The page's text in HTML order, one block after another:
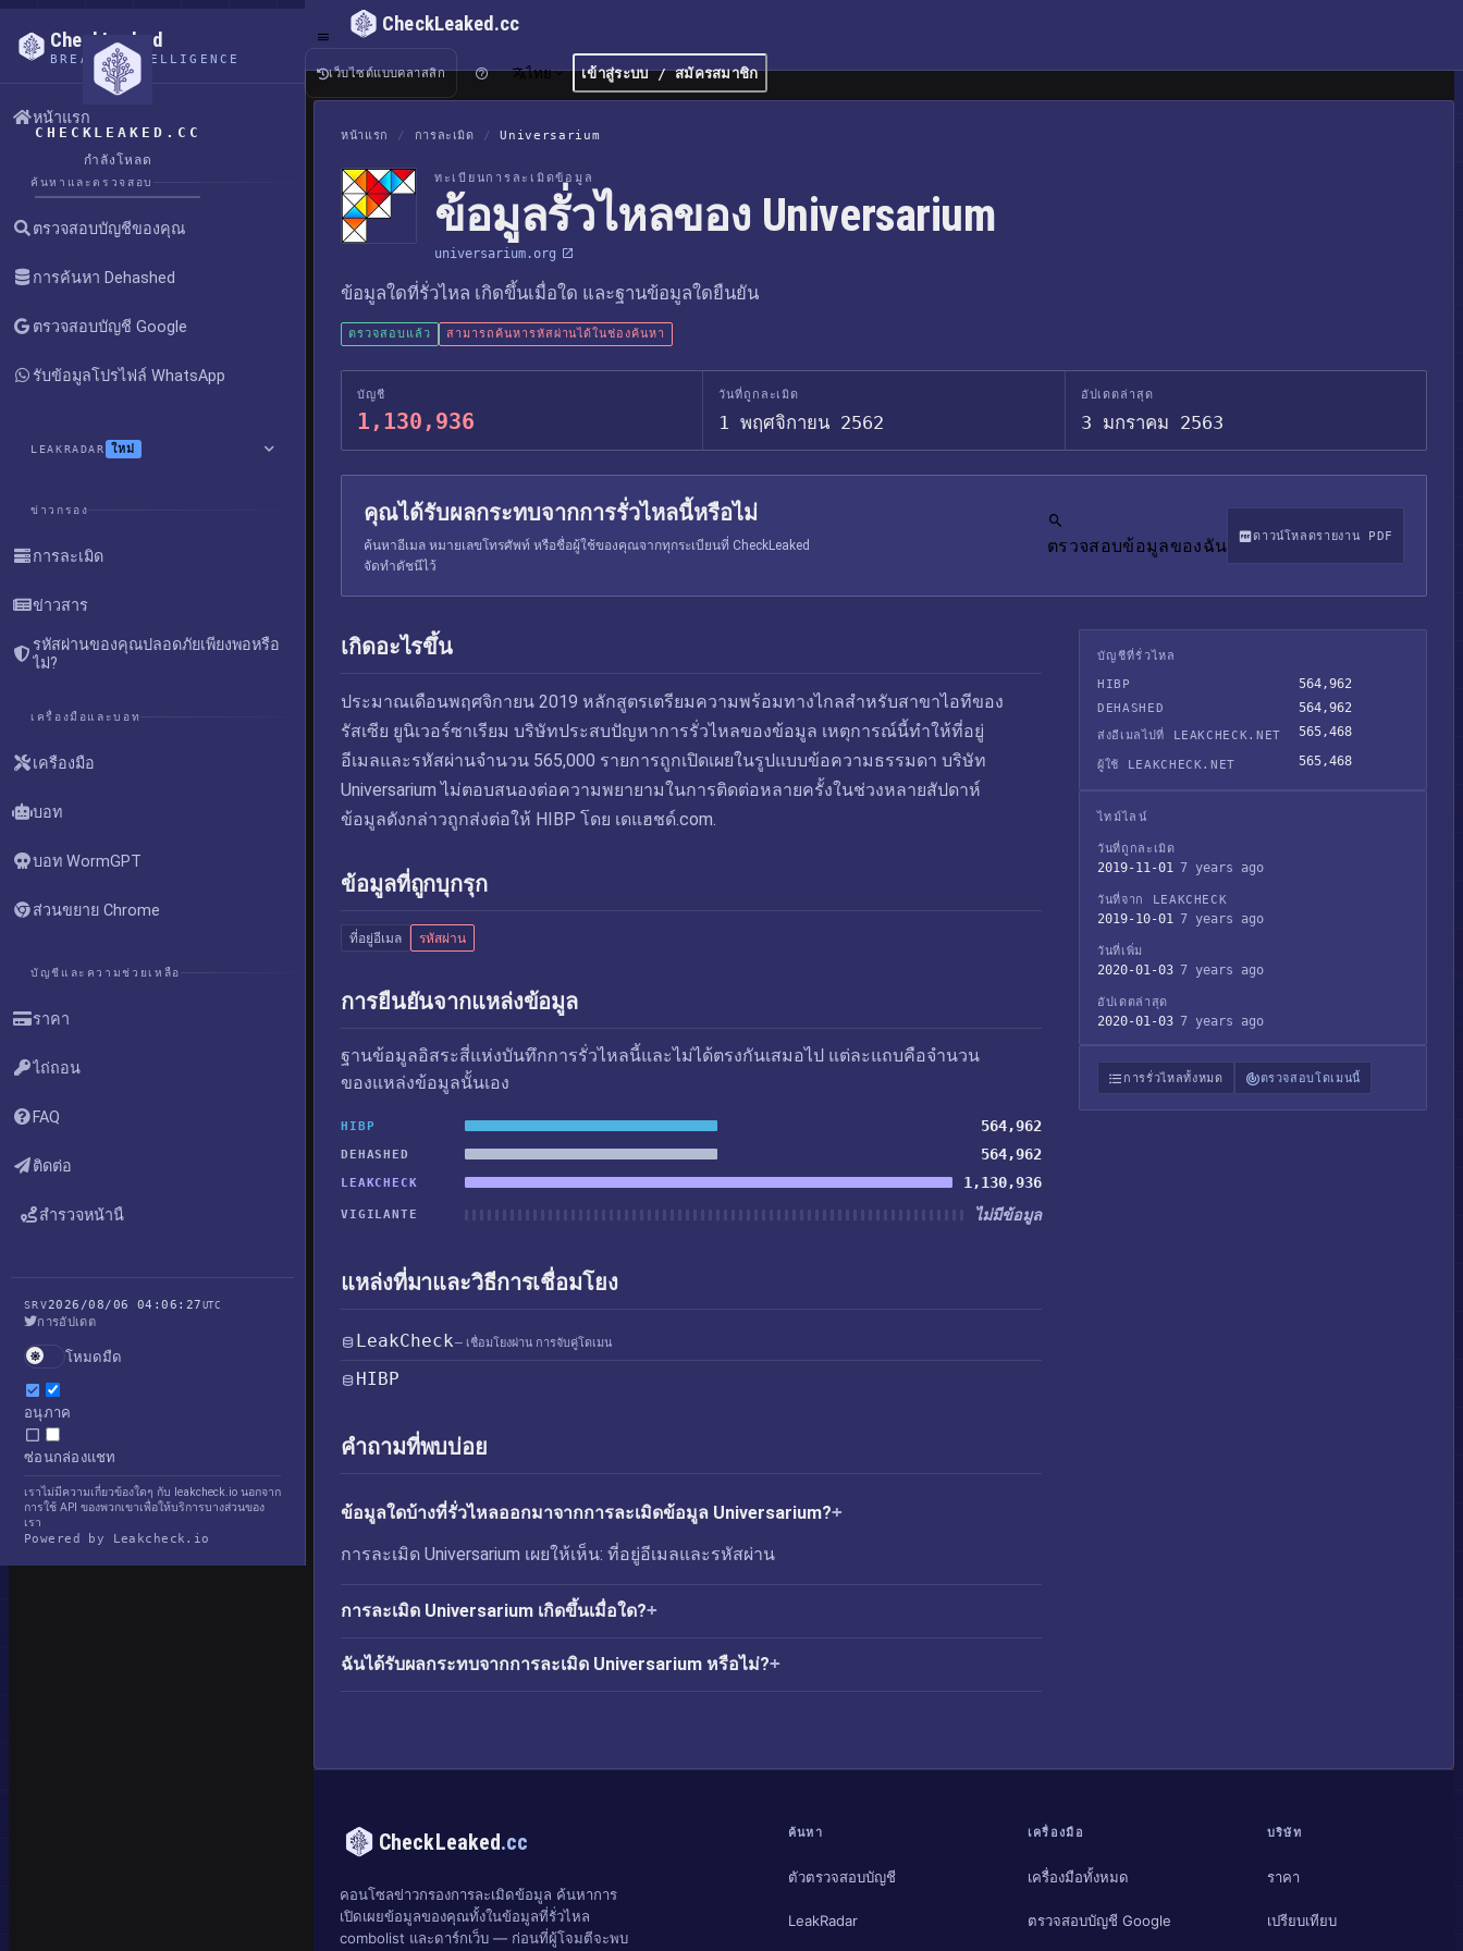
CHECKLEAKED.CC
กำลังโหลด
CheckLeaked
BREACH INTELLIGENCE
หน้าแรก
ค้นหาและตรวจสอบ
ตรวจสอบบัญชีของคุณ
การค้นหา Dehashed
ตรวจสอบบัญชี Google
รับข้อมูลโปรไฟล์ WhatsApp
LEAKRADAR ใหม่
ข่าวกรอง
การละเมิด
ข่าวสาร
รหัสผ่านของคุณปลอดภัยเพียงพอหรือ
ไม่?
เครื่องมือและบอท
เครื่องมือ
บอท
บอท WormGPT
ส่วนขยาย Chrome
บัญชีและความช่วยเหลือ
ราคา
ไถ่ถอน
FAQ
ติดต่อ
สำรวจหน้านี้
SRV2026/08/06 04:06:27UTC
การอัปเดต
โหมดมืด
อนุภาค
ซ่อนกล่องแชท
เราไม่มีความเกี่ยวข้องใดๆ กับ leakcheck.io นอกจาก
การใช้ API ของพวกเขาเพื่อให้บริการบางส่วนของ
เรา
Powered by Leakcheck.io
CheckLeaked.cc
เว็บไซต์แบบคลาสสิก ไทย เข้าสู่ระบบ / สมัครสมาชิก
หน้าแรก / การละเมิด / Universarium
ทะเบียนการละเมิดข้อมูล
ข้อมูลรั่วไหลของ Universarium
universarium.org
ข้อมูลใดที่รั่วไหล เกิดขึ้นเมื่อใด และฐานข้อมูลใดยืนยัน
ตรวจสอบแล้ว สามารถค้นหารหัสผ่านได้ในช่องค้นหา
บัญชี
1,130,936
วันที่ถูกละเมิด
1 พฤศจิกายน 2562
อัปเดตล่าสุด
3 มกราคม 2563
คุณได้รับผลกระทบจากการรั่วไหลนี้หรือไม่
ค้นหาอีเมล หมายเลขโทรศัพท์ หรือชื่อผู้ใช้ของคุณจากทุกระเบียนที่ CheckLeaked
จัดทำดัชนีไว้
ตรวจสอบข้อมูลของฉัน ดาวน์โหลดรายงาน PDF
เกิดอะไรขึ้น
ประมาณเดือนพฤศจิกายน 2019 หลักสูตรเตรียมความพร้อมทางไกลสำหรับสาขาไอทีของ
รัสเซีย ยูนิเวอร์ซาเรียม บริษัทประสบปัญหาการรั่วไหลของข้อมูล เหตุการณ์นี้ทำให้ที่อยู่
อีเมลและรหัสผ่านจำนวน 565,000 รายการถูกเปิดเผยในรูปแบบข้อความธรรมดา บริษัท
Universarium ไม่ตอบสนองต่อความพยายามในการติดต่อหลายครั้งในช่วงหลายสัปดาห์
ข้อมูลดังกล่าวถูกส่งต่อให้ HIBP โดย เดแฮชด์.com.
ข้อมูลที่ถูกบุกรุก
ที่อยู่อีเมล รหัสผ่าน
การยืนยันจากแหล่งข้อมูล
ฐานข้อมูลอิสระสี่แห่งบันทึกการรั่วไหลนี้และไม่ได้ตรงกันเสมอไป แต่ละแถบคือจำนวน
ของแหล่งข้อมูลนั้นเอง
HIBP 564,962
DEHASHED 564,962
LEAKCHECK 1,130,936
VIGILANTE ไม่มีข้อมูล
แหล่งที่มาและวิธีการเชื่อมโยง
LeakCheck— เชื่อมโยงผ่าน การจับคู่โดเมน
HIBP
คำถามที่พบบ่อย
ข้อมูลใดบ้างที่รั่วไหลออกมาจากการละเมิดข้อมูล Universarium?
การละเมิด Universarium เผยให้เห็น: ที่อยู่อีเมลและรหัสผ่าน
การละเมิด Universarium เกิดขึ้นเมื่อใด?
ฉันได้รับผลกระทบจากการละเมิด Universarium หรือไม่?
บัญชีที่รั่วไหล
HIBP
564,962
DEHASHED 564,962
ส่งอีเมลไปที่ LEAKCHECK.NET 565,468
ผู้ใช้ LEAKCHECK.NET 565,468
ไทม์ไลน์
วันที่ถูกละเมิด
2019-11-01 7 years ago
วันที่จาก LEAKCHECK
2019-10-01 7 years ago
วันที่เพิ่ม
2020-01-03 7 years ago
อัปเดตล่าสุด
2020-01-03 7 years ago
การรั่วไหลทั้งหมด ตรวจสอบโดเมนนี้
CheckLeaked.cc
คอนโซลข่าวกรองการละเมิดข้อมูล ค้นหาการ
เปิดเผยข้อมูลของคุณทั้งในข้อมูลที่รั่วไหล
combolist และดาร์กเว็บ — ก่อนที่ผู้โจมตีจะพบ
ค้นหา
ตัวตรวจสอบบัญชี
LeakRadar
เครื่องมือ
เครื่องมือทั้งหมด
ตรวจสอบบัญชี Google
บริษัท
ราคา
เปรียบเทียบ